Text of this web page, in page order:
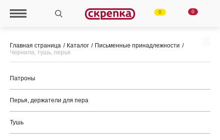
0 0
Главная страница Каталог
Письменные принадлежности
Чернила, тушь, перья
Патроны
Перья, держатели для пера
Тушь